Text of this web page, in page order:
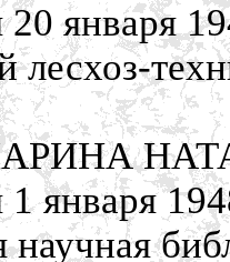
января
января
научная